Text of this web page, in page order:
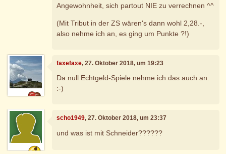
Angewohnheit, sich partout NIE zu verrechnen ^^
(Mit Tribut in der ZS wären's dann wohl 2,28.-,
also nehme ich an, es ging um Punkte ?!)
faxefaxe, 27. Oktober 2018, um 19:23
Da null Echtgeld-Spiele nehme ich das auch an.
:-)
scho1949, 27. Oktober 2018, um 23:37
und was ist mit Schneider??????